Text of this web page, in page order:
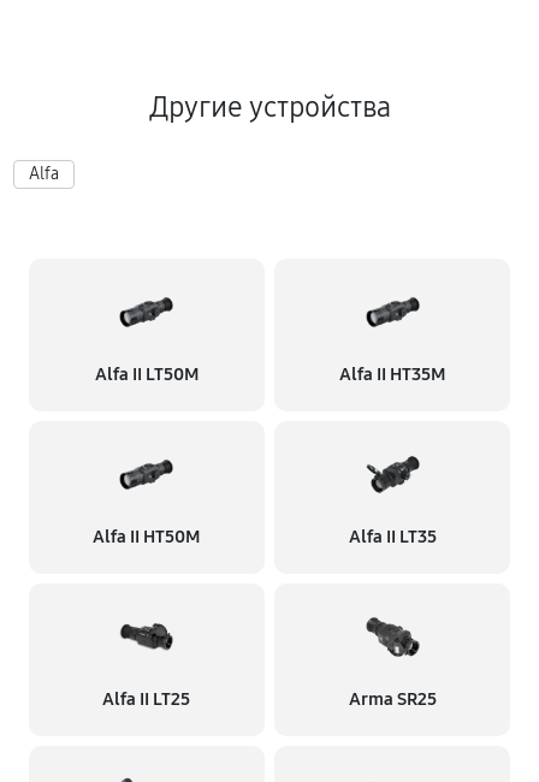
Другие устройства
Alfa
Alfa II LT50M Alfa II HT35M
Alfa II HT50M Alfa II LT35
Alfa II LT25 Arma SR25